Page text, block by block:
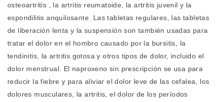
osteoartritis , la artritis reumatoide, la artritis juvenil y la
espondilitis anquilosante. Las tabletas regulares, las tabletas
de liberación lenta y la suspensión son también usadas para
tratar el dolor en el hombro causado por la bursitis, la
tendinitis, la artritis gotosa y otros tipos de dolor, incluido el
dolor menstrual. El naproxeno sin prescripción se usa para
reducir la fiebre y para aliviar el dolor leve de las cefalea, los
dolores musculares, la artritis, el dolor de los períodos